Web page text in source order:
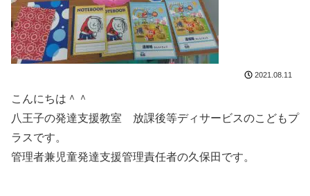
2021.08.11
こんにちは＾＾
八王子の発達支援教室 放課後等ディサービスのこどもプ
ラスです。
管理者兼児童発達支援管理責任者の久保田です。